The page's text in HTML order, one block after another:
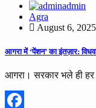
admin
Agra
August 6, 2025
आगरा में ‘पेंशन’ का इंतज़ार:
आगरा। सरकार भले ही